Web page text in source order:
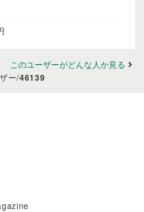
このユーザーがどんな人か見る
ー/46139